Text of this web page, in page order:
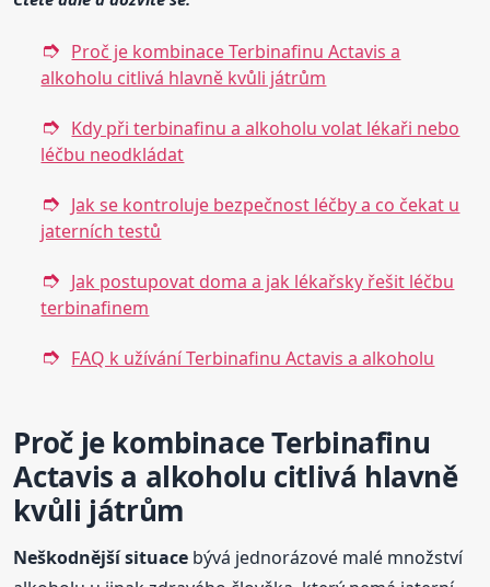
Proč je kombinace Terbinafinu Actavis a
alkoholu citlivá hlavně kvůli játrům
Kdy při terbinafinu a alkoholu volat lékaři nebo
léčbu neodkládat
Jak se kontroluje bezpečnost léčby a co čekat u
jaterních testů
Jak postupovat doma a jak lékařsky řešit léčbu
terbinafinem
FAQ k užívání Terbinafinu Actavis a alkoholu
Proč je kombinace Terbinafinu
Actavis a alkoholu citlivá hlavně
kvůli játrům
Neškodnější situace bývá jednorázové malé množství